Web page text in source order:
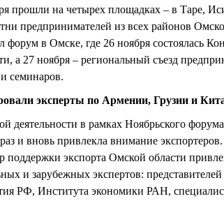
прошли на четырех площадках – в Таре,
предпринимателей из всех районов
форум в Омске, где 26 ноября состоялась
а 27 ноября – региональный съезд
семинаров.
эксперты по Армении, Грузии и
деятельности в рамках Ноябрьского
и вновь привлекла внимание
поддержки экспорта Омской области
и зарубежных экспертов: представителей
РФ, Института экономики РАН,